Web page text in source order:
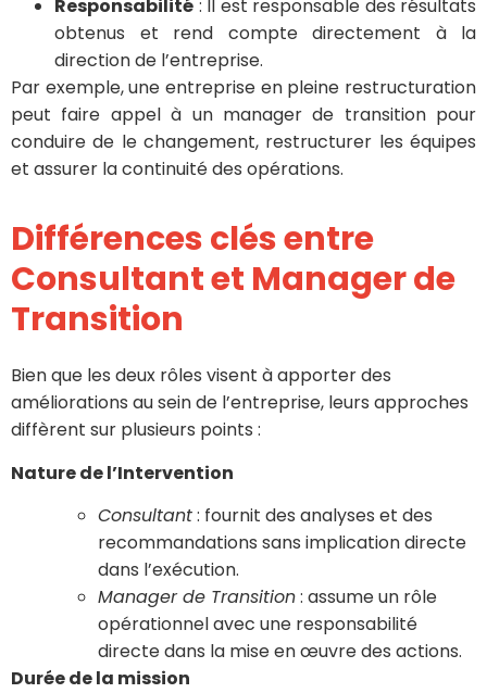
Responsabilité : Il est responsable des résultats
obtenus et rend compte directement à la
direction de l’entreprise.
Par exemple, une entreprise en pleine restructuration
peut faire appel à un manager de transition pour
conduire de le changement, restructurer les équipes
et assurer la continuité des opérations.
Différences clés entre
Consultant et Manager de
Transition
Bien que les deux rôles visent à apporter des
améliorations au sein de l’entreprise, leurs approches
diffèrent sur plusieurs points :
Nature de l’Intervention
Consultant: fournit des analyses et des
recommandations sans implication directe
dans l’exécution.
Manager de Transition: assume un rôle
opérationnel avec une responsabilité
directe dans la mise en œuvre des actions.
Durée de la mission